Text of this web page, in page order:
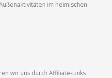
im heimischen
wir uns durch Affiliate-Links